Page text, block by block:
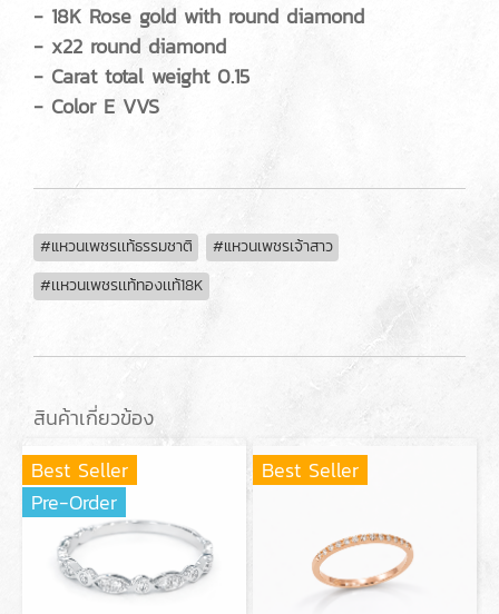
- 18K Rose gold with round diamond
- x22 round diamond
- Carat total weight 0.15
- Color E VVS
#แหวนเพชรเเท้ธรรมชาติ
#แหวนเพชรเจ้าสาว
#เเหวนเพชรเเท้ทองเเท้18K
สินค้าเกี่ยวข้อง
Best Seller
Pre-Order
Best Seller